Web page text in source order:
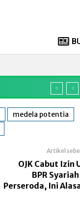
medela potentia
Artikel
OJK Cabut Izin
BPR
Perseroda, Ini